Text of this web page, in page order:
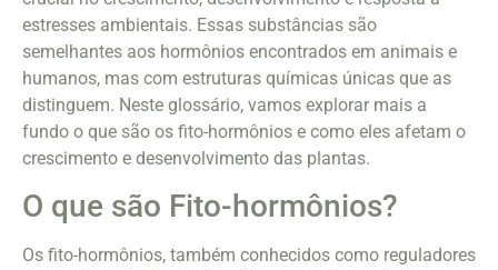
estresses ambientais. Essas substâncias são
semelhantes aos hormônios encontrados em animais e
humanos, mas com estruturas químicas únicas que as
distinguem. Neste glossário, vamos explorar mais a
fundo o que são os fito-hormônios e como eles afetam o
crescimento e desenvolvimento das plantas.
O que são Fito-hormônios?
Os fito-hormônios, também conhecidos como reguladores